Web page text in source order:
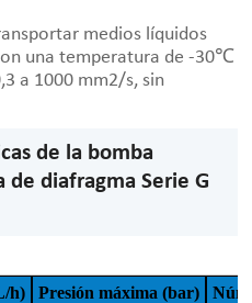
medios líquidos
una temperatura de -30℃
a 1000 mm2/s, sin
de la bomba
de diafragma Serie G
h) Presión máxima (bar)